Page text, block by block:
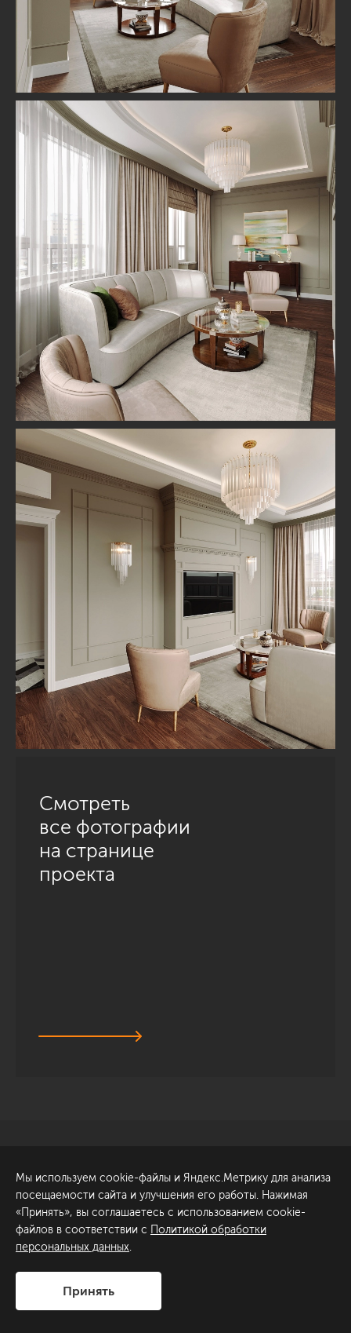
Смотреть
все фотографии
на странице
проекта
Обсудить проект
ул. Академика Павлова, 6
к1
+7 (812) 200-95-55
Сделано в
Мы используем cookie-файлы и Яндекс.Метрику для анализа
посещаемости сайта и улучшения его работы. Нажимая
«Принять», вы соглашаетесь с использованием cookie-
файлов в соответствии с Политикой обработки
персональных данных.
Принять